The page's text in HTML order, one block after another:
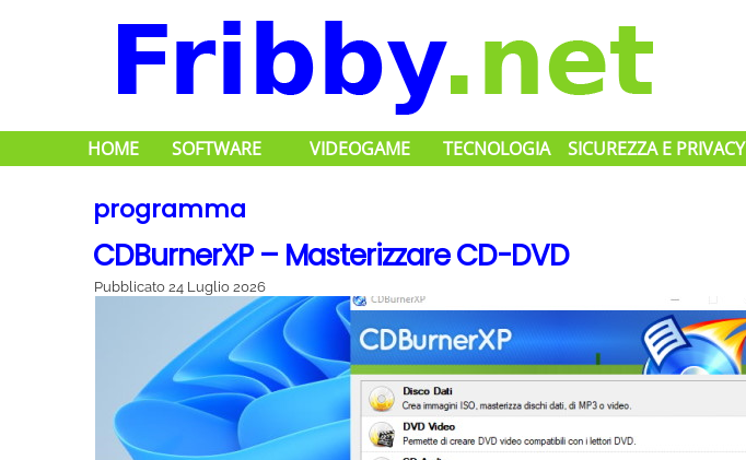
HOME SOFTWARE VIDEOGAME TECNOLOGIA SICUREZZA E PRIVACY
programma
CDBurnerXP – Masterizzare CD-DVD
Pubblicato 24 Luglio 2026